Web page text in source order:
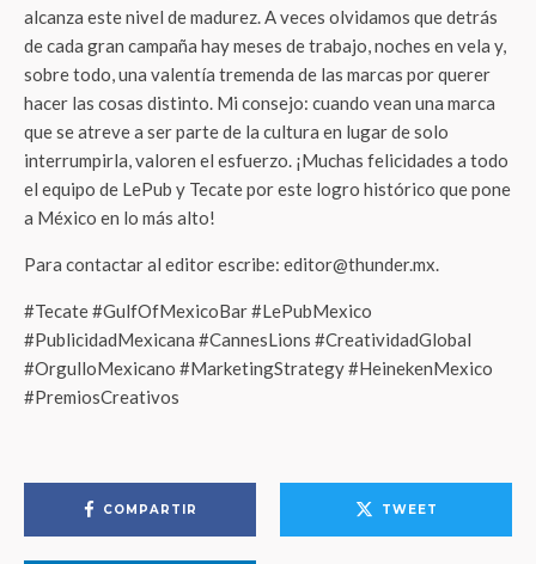
alcanza este nivel de madurez. A veces olvidamos que detrás
de cada gran campaña hay meses de trabajo, noches en vela y,
sobre todo, una valentía tremenda de las marcas por querer
hacer las cosas distinto. Mi consejo: cuando vean una marca
que se atreve a ser parte de la cultura en lugar de solo
interrumpirla, valoren el esfuerzo. ¡Muchas felicidades a todo
el equipo de LePub y Tecate por este logro histórico que pone
a México en lo más alto!
Para contactar al editor escribe: editor@thunder.mx.
#Tecate #GulfOfMexicoBar #LePubMexico
#PublicidadMexicana #CannesLions #CreatividadGlobal
#OrgulloMexicano #MarketingStrategy #HeinekenMexico
#PremiosCreativos
COMPARTIR TWEET